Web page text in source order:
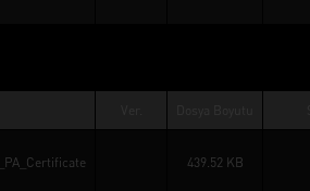
439.52 KB